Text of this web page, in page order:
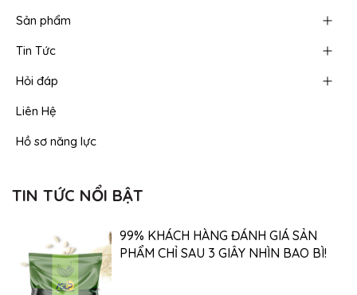
Sản phẩm
Tin Tức
Hỏi đáp
Liên Hệ
Hồ sơ năng lực
TIN TỨC NỔI BẬT
99% KHÁCH HÀNG ĐÁNH GIÁ SẢN
PHẨM CHỈ SAU 3 GIÂY NHÌN BAO BÌ!